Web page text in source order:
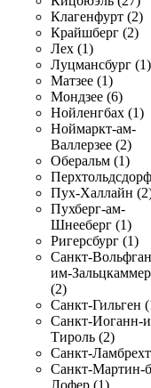
Клагенфурт (2)
Крайшберг (2)
Лех (1)
Луцмансбург (1)
Матзее (1)
Мондзее (6)
Нойленгбах (1)
Ноймаркт-ам-
Валлерзее (2)
Оберальм (1)
Пух-Халлайн
Пухберг-ам-
Шнееберг (1)
Ригерсбург (1)
Санкт-
им-
(2)
Санкт-Гильген
Санкт-Иоганн-
Тироль (2)
Санкт-
Санкт-Мартин-
Лофер (1)